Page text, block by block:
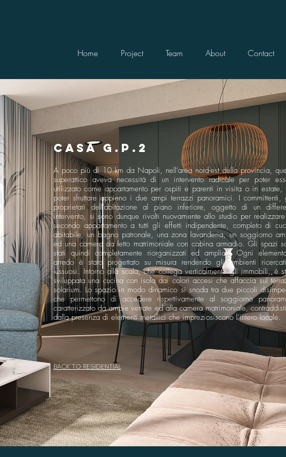
CASA G.P.2
A poco più di 10 km da Napoli, nell’area nord-est della provincia,
superattico aveva necessità di un intervento radicale per poter
utilizzato come appartamento per ospiti e parenti in visita o in estate,
poter sfruttare appieno i due ampi terrazzi panoramici. I committenti,
proprietari dell’abitazione al piano inferiore, oggetto di un
intervento, si sono dunque rivolti nuovamente allo studio per
secondo appartamento a tutti gli effetti indipendente, completo di
abitabile, un bagno patronale, una zona lavanderia, un soggiorno
ed una camera da letto matrimoniale con cabina armadio. Gli spazi
stati quindi completamente riorganizzati ed ampliati. Ogni
arredo è stato progettato su misura rendendo gli ambienti
lussuosi. Intorno alla scala, che collega verticalmente gli immobili, è
sviluppata una cucina con isola dai colori accesi che affaccia sul
solarium. Lo spazio in modo dinamico si snoda tra due piccoli
che permettono di accedere rispettivamente al soggiorno
caratterizzato da ampie vetrate ed alla camera matrimoniale,
dalla presenza di elementi metallici che impreziosiscono l’intero locale.
BACK TO RESIDENTIAL
Home Project Team About Contact